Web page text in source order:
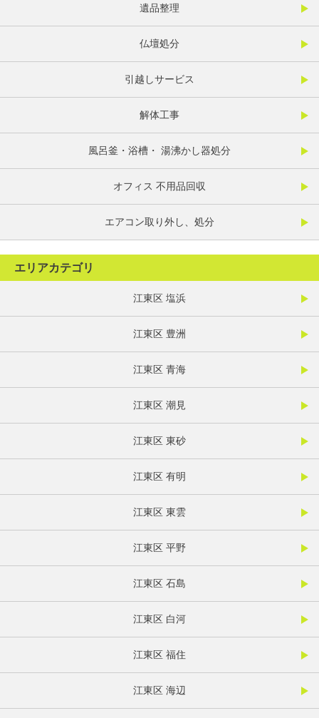
遺品整理
仏壇処分
引越しサービス
解体工事
風呂釜・浴槽・ 湯沸かし器処分
オフィス 不用品回収
エアコン取り外し、処分
エリアカテゴリ
江東区 塩浜
江東区 豊洲
江東区 青海
江東区 潮見
江東区 東砂
江東区 有明
江東区 東雲
江東区 平野
江東区 石島
江東区 白河
江東区 福住
江東区 海辺